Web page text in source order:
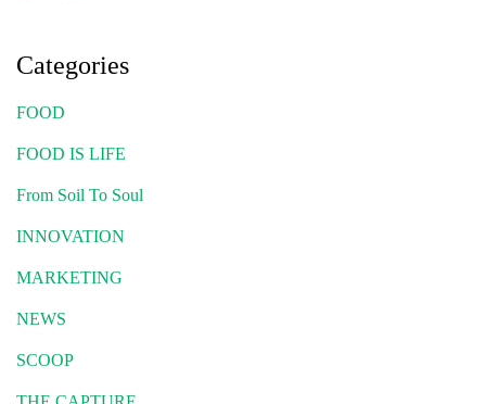
Categories
FOOD
FOOD IS LIFE
From Soil To Soul
INNOVATION
MARKETING
NEWS
SCOOP